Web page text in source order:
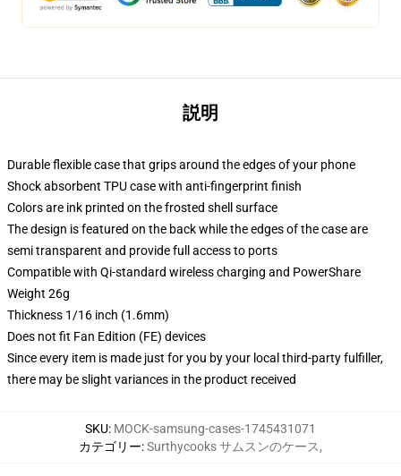
説明
Durable flexible case that grips around the edges of your phone
Shock absorbent TPU case with anti-fingerprint finish
Colors are ink printed on the frosted shell surface
The design is featured on the back while the edges of the case are
semi transparent and provide full access to ports
Compatible with Qi-standard wireless charging and PowerShare
Weight 26g
Thickness 1/16 inch (1.6mm)
Does not fit Fan Edition (FE) devices
Since every item is made just for you by your local third-party fulfiller,
there may be slight variances in the product received
SKU: MOCK-samsung-cases-1745431071
カテゴリー:Surthycooks サムスンのケース,